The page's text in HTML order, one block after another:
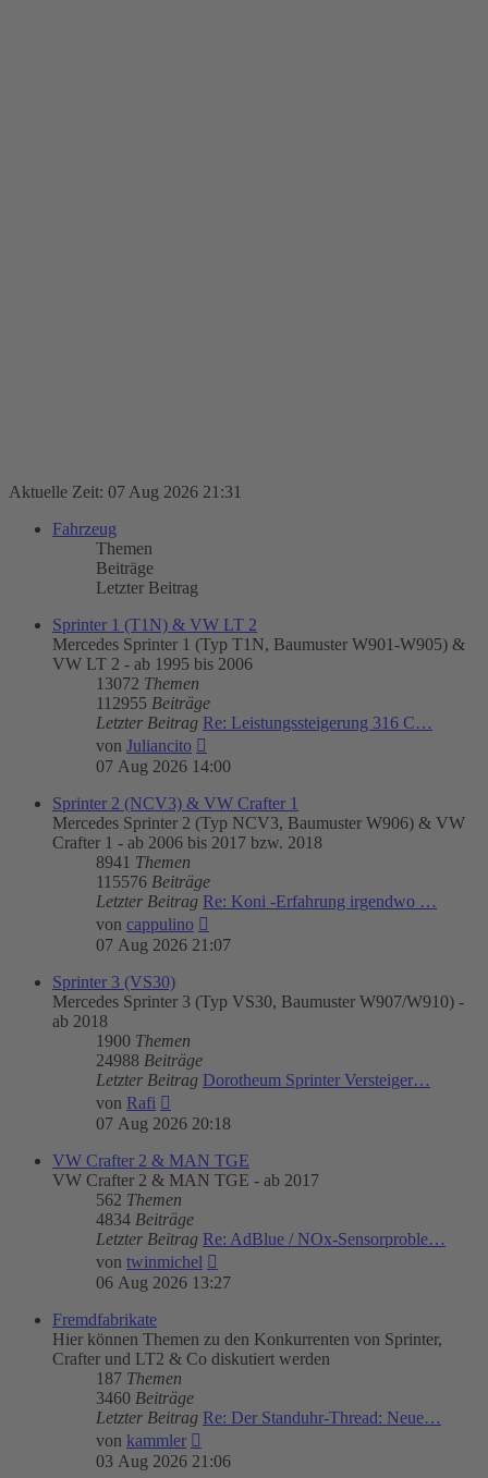
Aktuelle Zeit: 07 Aug 2026 21:31
Fahrzeug
Themen
Beiträge
Letzter Beitrag
Sprinter 1 (T1N) & VW LT 2
Mercedes Sprinter 1 (Typ T1N, Baumuster W901-W905) &
VW LT 2 - ab 1995 bis 2006
13072 Themen
112955 Beiträge
Letzter Beitrag Re: Leistungssteigerung 316 C…
von Juliancito
Beitrag
07 Aug 2026 14:00
Sprinter 2 (NCV3) & VW Crafter 1
Mercedes Sprinter 2 (Typ NCV3, Baumuster W906) & VW
Crafter 1 - ab 2006 bis 2017 bzw. 2018
8941 Themen
115576 Beiträge
Letzter Beitrag Re: Koni -Erfahrung irgendwo …
von cappulino
Beitrag
07 Aug 2026 21:07
Sprinter 3 (VS30)
Mercedes Sprinter 3 (Typ VS30, Baumuster W907/W910) -
ab 2018
1900 Themen
24988 Beiträge
Letzter Beitrag Dorotheum Sprinter Versteiger…
von Rafi
Beitrag
07 Aug 2026 20:18
VW Crafter 2 & MAN TGE
VW Crafter 2 & MAN TGE - ab 2017
562 Themen
4834 Beiträge
Letzter Beitrag Re: AdBlue / NOx-Sensorproble…
von twinmichel
Beitrag
06 Aug 2026 13:27
Fremdfabrikate
Hier können Themen zu den Konkurrenten von Sprinter,
Crafter und LT2 & Co diskutiert werden
187 Themen
3460 Beiträge
Letzter Beitrag Re: Der Standuhr-Thread: Neue…
von kammler
Beitrag
03 Aug 2026 21:06